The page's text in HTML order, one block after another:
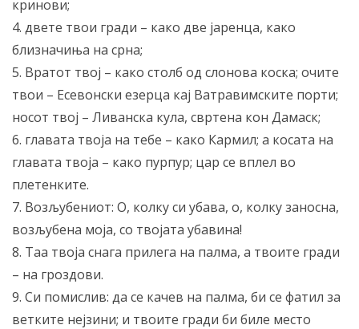
кринови;
4. двете твои гради – како две јаренца, како
близначиња на срна;
5. Вратот твој – како столб од слонова коска; очите
твои – Есевонски езерца кај Ватравимските порти;
носот твој – Ливанска кула, свртена кон Дамаск;
6. главата твоја на тебе – како Кармил; а косата на
главата твоја – како пурпур; цар се вплел во
плетенките.
7. Возљубениот: О, колку си убава, о, колку заносна,
возљубена моја, со твојата убавина!
8. Таа твоја снага прилега на палма, а твоите гради
– на гроздови.
9. Си помислив: да се качев на палма, би се фатил за
ветките нејзини; и твоите гради би биле место